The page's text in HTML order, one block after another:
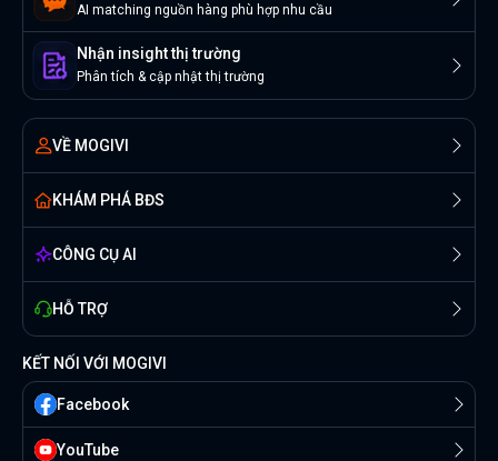
AI matching nguồn hàng phù hợp nhu cầu
Nhận insight thị trường
Phân tích & cập nhật thị trường
VỀ MOGIVI
KHÁM PHÁ BĐS
CÔNG CỤ AI
HỖ TRỢ
KẾT NỐI VỚI MOGIVI
Facebook
YouTube